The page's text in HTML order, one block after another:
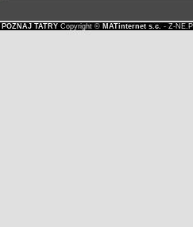
POZNAJ TATRYCopyright © MATinternet s.c. - Z-